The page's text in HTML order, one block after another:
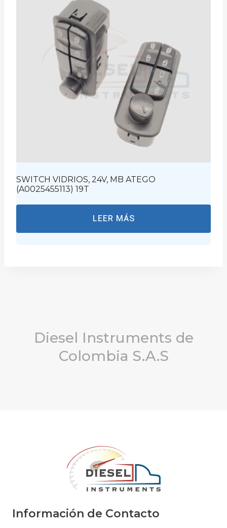
SWITCH VIDRIOS, 24V, MB ATEGO
(A0025455113) 19T
LEER MÁS
Diesel Instruments de
Colombia S.A.S
Información de Contacto